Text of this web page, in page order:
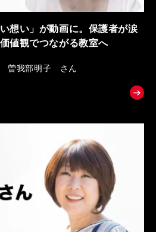
想い」が動画に。保護者が涙
値観でつながる教室へ
曽我部明子 さん